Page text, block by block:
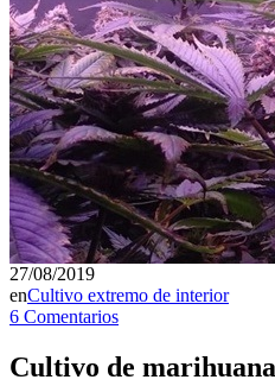
27/08/2019
enCultivo extremo de interior
6 Comentarios
Cultivo de